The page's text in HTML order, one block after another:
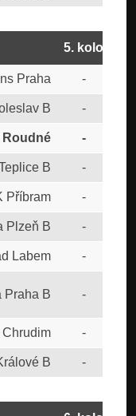
5. kolo
Praha -
B -
Roudné -
B -
Příbram -
Plzeň B -
Labem -
Praha B -
Chrudim -
B -